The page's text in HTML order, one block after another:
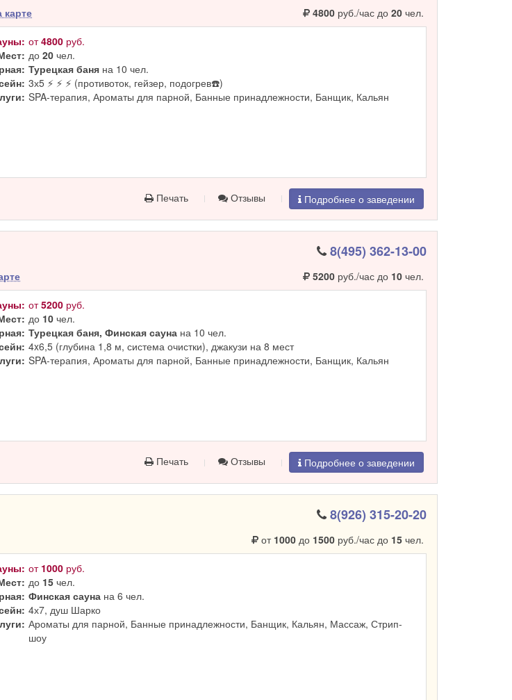
карте 4800руб./час до 20чел.
от4800 руб.
до20 чел.
Турецкая баня на 10 чел.
3х5 ⚡ ⚡ ⚡ (противоток, гейзер, подогрев☎️)
SPA-терапия, Ароматы для парной, Банные принадлежности, Банщик, Кальян
Печать Отзывы Подробнее о заведении
8(495) 362-13-00
5200руб./час до 10чел.
от5200 руб.
до 10 чел.
Турецкая баня, Финская сауна на 10 чел.
4x6,5 (глубина 1,8 м, система очистки), джакузи на 8 мест
SPA-терапия, Ароматы для парной, Банные принадлежности, Банщик, Кальян
Печать Отзывы Подробнее о заведении
8(926) 315-20-20
от 1000до 1500руб./час до 15чел.
от 1000 руб.
до 15 чел.
Финская сауна на 6 чел.
4х7, душ Шарко
Ароматы для парной, Банные принадлежности, Банщик, Кальян, Массаж, Стрип-
шоу